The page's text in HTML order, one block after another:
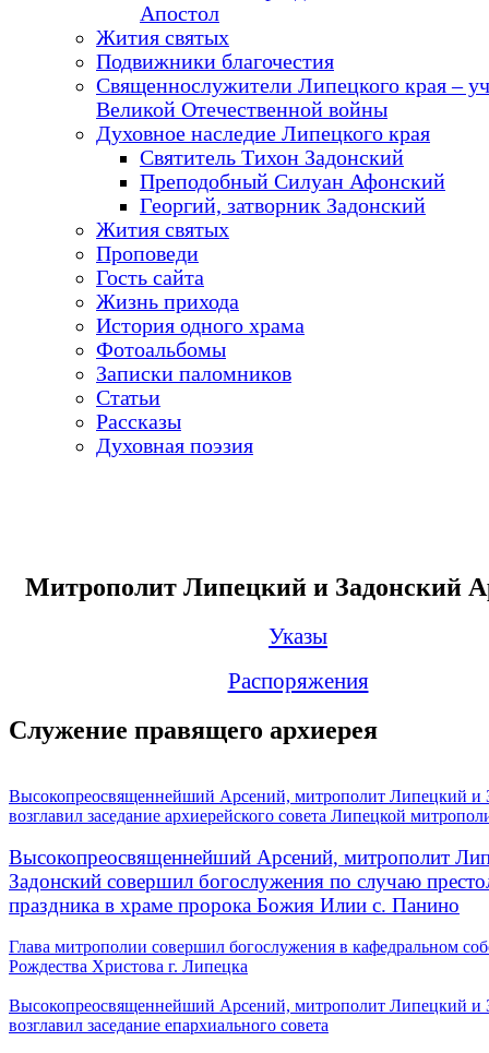
Апостол
Жития святых
Подвижники благочестия
Священнослужители Липецкого края –
Великой Отечественной войны
Духовное наследие Липецкого края
Святитель Тихон Задонский
Преподобный Силуан Афонский
Георгий, затворник Задонский
Жития святых
Проповеди
Гость сайта
Жизнь прихода
История одного храма
Фотоальбомы
Записки паломников
Статьи
Рассказы
Духовная поэзия
Митрополит Липецкий и Задонский
Указы
Распоряжения
Служение правящего архиерея
Высокопреосвященнейший Арсений, митрополит Липецкий и
возглавил заседание архиерейского совета Липецкой
Высокопреосвященнейший Арсений, митрополит
Задонский совершил богослужения по случаю
праздника в храме пророка Божия Илии с. Панино
Глава митрополии совершил богослужения в кафедральном
Рождества Христова г. Липецка
Высокопреосвященнейший Арсений, митрополит Липецкий и
возглавил заседание епархиального совета